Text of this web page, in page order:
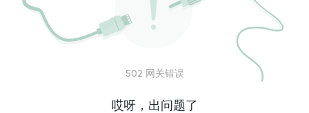
502 网关错误
哎呀，出问题了